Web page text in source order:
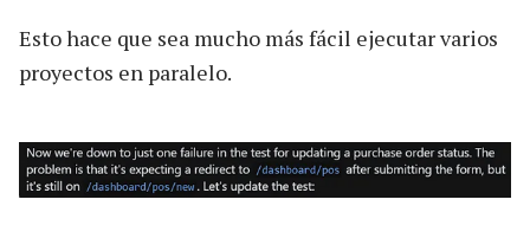
Esto hace que sea mucho más fácil ejecutar varios
proyectos en paralelo.